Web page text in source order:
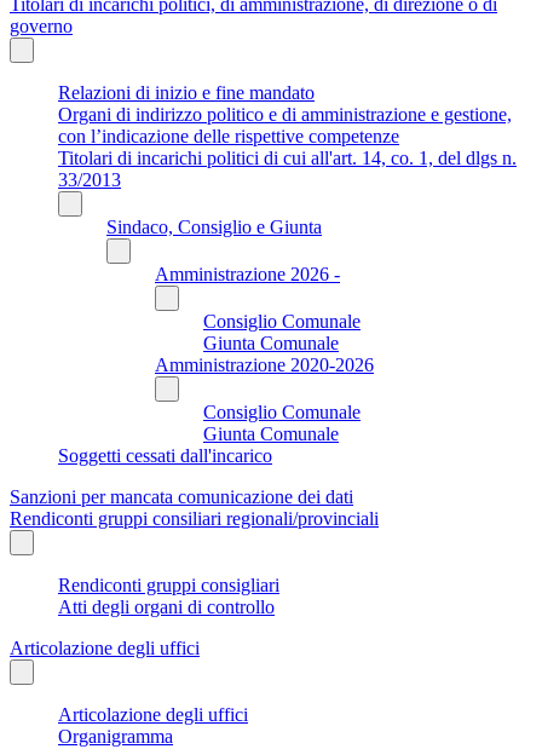
Titolari di incarichi politici, di amministrazione, di direzione o di
governo
Relazioni di inizio e fine mandato
Organi di indirizzo politico e di amministrazione e gestione,
con l’indicazione delle rispettive competenze
Titolari di incarichi politici di cui all'art. 14, co. 1, del dlgs n.
33/2013
Sindaco, Consiglio e Giunta
Amministrazione 2026 -
Consiglio Comunale
Giunta Comunale
Amministrazione 2020-2026
Consiglio Comunale
Giunta Comunale
Soggetti cessati dall'incarico
Sanzioni per mancata comunicazione dei dati
Rendiconti gruppi consiliari regionali/provinciali
Rendiconti gruppi consigliari
Atti degli organi di controllo
Articolazione degli uffici
Articolazione degli uffici
Organigramma